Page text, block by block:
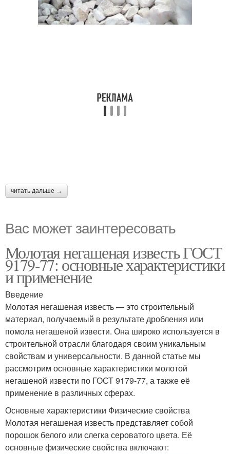
читать дальше →
Вас может заинтересовать
Молотая негашеная известь ГОСТ
9179-77: основные характеристики
и применение
Введение
Молотая негашеная известь — это строительный
материал, получаемый в результате дробления или
помола негашеной извести. Она широко используется в
строительной отрасли благодаря своим уникальным
свойствам и универсальности. В данной статье мы
рассмотрим основные характеристики молотой
негашеной извести по ГОСТ 9179-77, а также её
применение в различных сферах.
Основные характеристики Физические свойства
Молотая негашеная известь представляет собой
порошок белого или слегка сероватого цвета. Её
основные физические свойства включают: